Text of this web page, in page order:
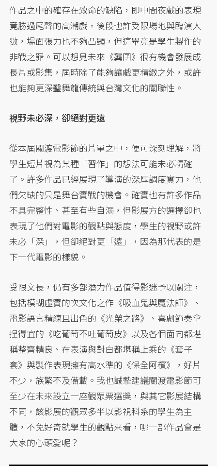
作品之中的確存在致命的缺陷，即中間夜戲的表現
竟勝過尾聲的高潮戲，後段也許受限場地與臨演人
數，場面張力也不夠凸顯，但這畢竟是學生製作的
非戰之罪。可以想見未來《龔囝》很有機會發展成
長片或影集，屆時除了能夠讓戲更精緻之外，或許
也能夠更深鑿舞龍傳統與台灣文化的關聯性。
視野未必深，卻絕對更遠
從本屆關渡電影節的片單之中，便可深刻理解，將
學生短片視為某種「習作」的想法可能未必精確
了。許多作品已經展現了導演的深厚調度實力，他
們欠缺的只是舞台實戰的機會。確實也有許多作品
不具完整性、甚至有些自溺，但影展方的選擇卻也
表現了他們對電影的觀點與態度，學生的視野或許
未必「深」，但卻絕對更「遠」，因為那代表的是
下一代電影的樣貌。
受限文長，仍有多部潛力作品值得影迷予以關注，
包括模糊虛實的次文化之作《吸血鬼與魔法師》、
電影語言精練且出色的《光榮之路》、喜劇節奏拿
捏得宜的《吃葡萄不吐葡萄皮》以及各個面向都堪
稱整齊精良、在表演與對白都堪稱上乘的《套子
套》與製作表現擁有高水準的《保全阿檳》，好片
不少，族繁不及備載。我也誠摯建議關渡電影節可
至少在未來設立一座觀眾票選獎，與其它影展結構
不同，該影展的觀眾多半以影視科系的學生為主
體，不免好奇就學生的觀點來看，哪一部作品會是
大家的心頭愛呢？